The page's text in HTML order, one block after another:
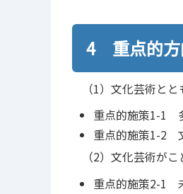
4 重点的方
（1）文化芸術と
重点的施策1-1
重点的施策1-2
（2）文化芸術が
重点的施策2-1